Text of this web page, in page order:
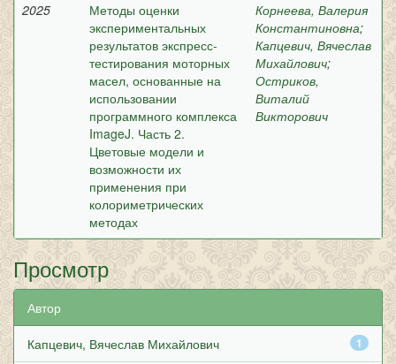
2025
Методы оценки
экспериментальных
результатов экспресс-
тестирования моторных
масел, основанные на
использовании
программного комплекса
ImageJ. Часть 2.
Цветовые модели и
возможности их
применения при
колориметрических
методах
Корнеева, Валерия
Константиновна;
Капцевич, Вячеслав
Михайлович;
Остриков,
Виталий
Викторович
Просмотр
Автор
1
Капцевич, Вячеслав Михайлович